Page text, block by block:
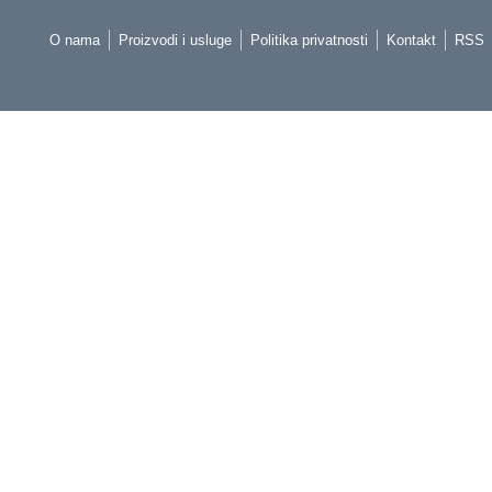
O nama Proizvodi i usluge Politika privatnosti Kontakt RSS